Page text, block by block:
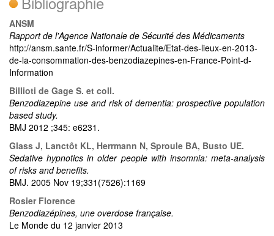
ANSM
Rapport de l'Agence Nationale de Sécurité des Médicaments
http://ansm.sante.fr/S-informer/Actualite/Etat-des-lieux-en-2013-
de-la-consommation-des-benzodiazepines-en-France-Point-d-
Information
Billioti de Gage S. et coll.
Benzodiazepine use and risk of dementia: prospective population
based study.
BMJ 2012 ;345: e6231.
Glass J, Lanctôt KL, Herrmann N, Sproule BA, Busto UE.
Sedative hypnotics in older people with insomnia: meta-analysis
of risks and benefits.
BMJ. 2005 Nov 19;331(7526):1169
Rosier Florence
Benzodiazépines, une overdose française.
Le Monde du 12 janvier 2013